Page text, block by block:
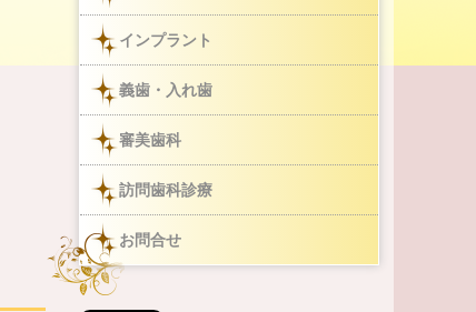
インプラント
義歯・入れ歯
審美歯科
訪問歯科診療
お問合せ